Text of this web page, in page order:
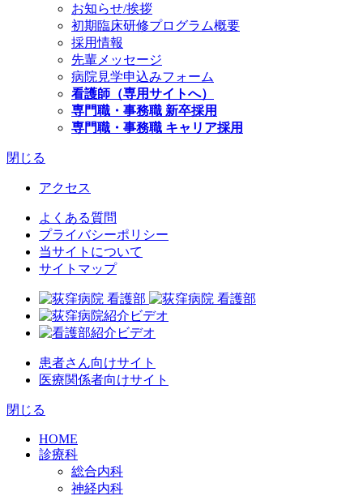
お知らせ/挨拶
初期臨床研修プログラム概要
採用情報
先輩メッセージ
病院見学申込みフォーム
看護師（専用サイトへ）
専門職・事務職 新卒採用
専門職・事務職 キャリア採用
閉じる
アクセス
よくある質問
プライバシーポリシー
当サイトについて
サイトマップ
患者さん向けサイト
医療関係者向けサイト
閉じる
HOME
診療科
総合内科
神経内科